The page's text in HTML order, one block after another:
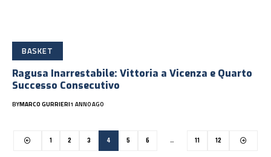
BASKET
Ragusa Inarrestabile: Vittoria a Vicenza e Quarto
Successo Consecutivo
BYMARCO GURRIERI1 ANNO AGO
1 2 3 4 5 6 … 11 12